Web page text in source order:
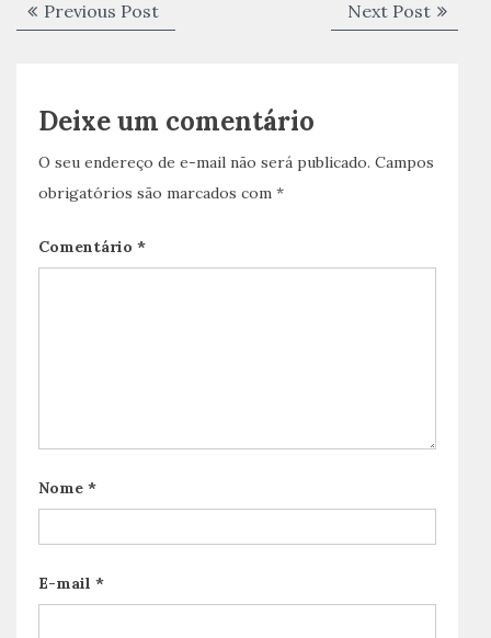
de
Previous PostPrevious
post:
Next PostNext
post:
Deixe um comentário
O seu endereço de e-mail não será publicado. Campos
obrigatórios são marcados com *
Comentário *
Nome *
E-mail *